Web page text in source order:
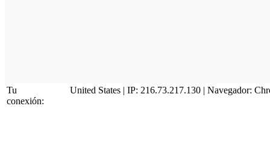
Tu
conexión:
United States | IP: 216.73.217.130 | Navegador: